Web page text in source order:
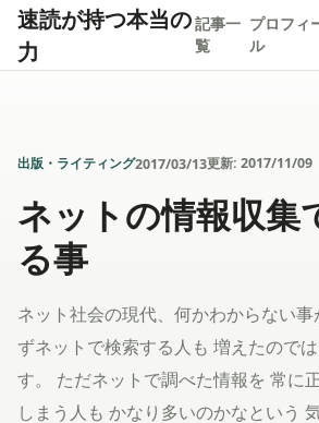
速読が持つ本当の
力
記事一
覧
プロフィ
ル
出版・ライティング2017/03/13更新: 2017/11/09
ネットの情報収集
る事
ネット社会の現代、何かわからない事
ずネットで検索する人も 増えたので
す。 ただネットで調べた情報を 常に
しまう人も かなり多いのかなという